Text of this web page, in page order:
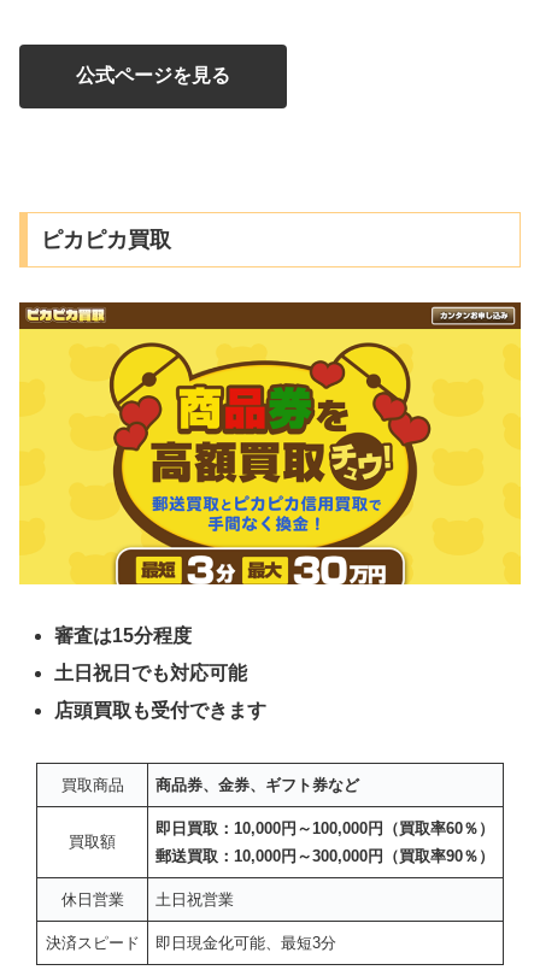
公式ページを見る
ピカピカ買取
審査は15分程度
土日祝日でも対応可能
店頭買取も受付できます
買取商品 商品券、金券、ギフト券など
買取額
即日買取：10,000円～100,000円（買取率60％）
郵送買取：10,000円～300,000円（買取率90％）
休日営業 土日祝営業
決済スピード 即日現金化可能、最短3分